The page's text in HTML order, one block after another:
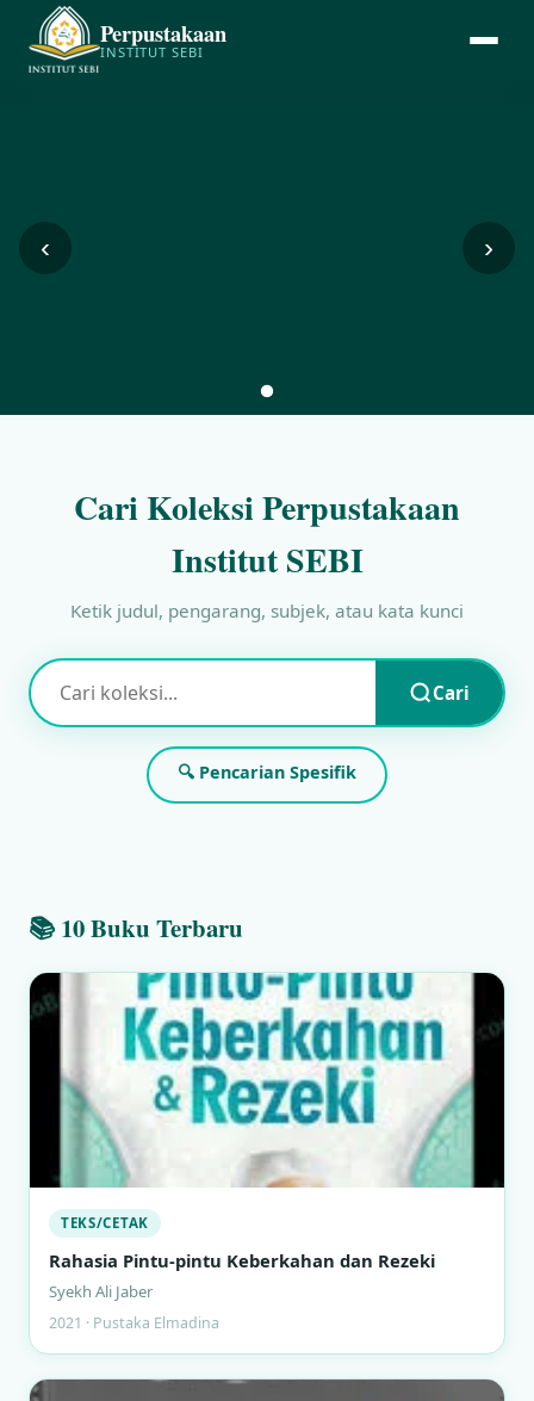
Perpustakaan
INSTITUT SEBI
‹ ›
Cari Koleksi Perpustakaan
Institut SEBI
Ketik judul, pengarang, subjek, atau kata kunci
Cari
🔍 Pencarian Spesifik
📚 10 Buku Terbaru
TEKS/CETAK
Rahasia Pintu-pintu Keberkahan dan Rezeki
Syekh Ali Jaber
2021 · Pustaka Elmadina